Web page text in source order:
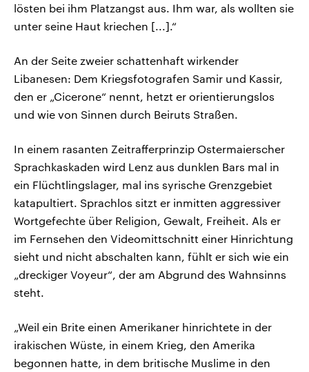
lösten bei ihm Platzangst aus. Ihm war, als wollten sie
unter seine Haut kriechen [...].“
An der Seite zweier schattenhaft wirkender
Libanesen: Dem Kriegsfotografen Samir und Kassir,
den er „Cicerone“ nennt, hetzt er orientierungslos
und wie von Sinnen durch Beiruts Straßen.
In einem rasanten Zeitrafferprinzip Ostermaierscher
Sprachkaskaden wird Lenz aus dunklen Bars mal in
ein Flüchtlingslager, mal ins syrische Grenzgebiet
katapultiert. Sprachlos sitzt er inmitten aggressiver
Wortgefechte über Religion, Gewalt, Freiheit. Als er
im Fernsehen den Videomittschnitt einer Hinrichtung
sieht und nicht abschalten kann, fühlt er sich wie ein
„dreckiger Voyeur“, der am Abgrund des Wahnsinns
steht.
„Weil ein Brite einen Amerikaner hinrichtete in der
irakischen Wüste, in einem Krieg, den Amerika
begonnen hatte, in dem britische Muslime in den